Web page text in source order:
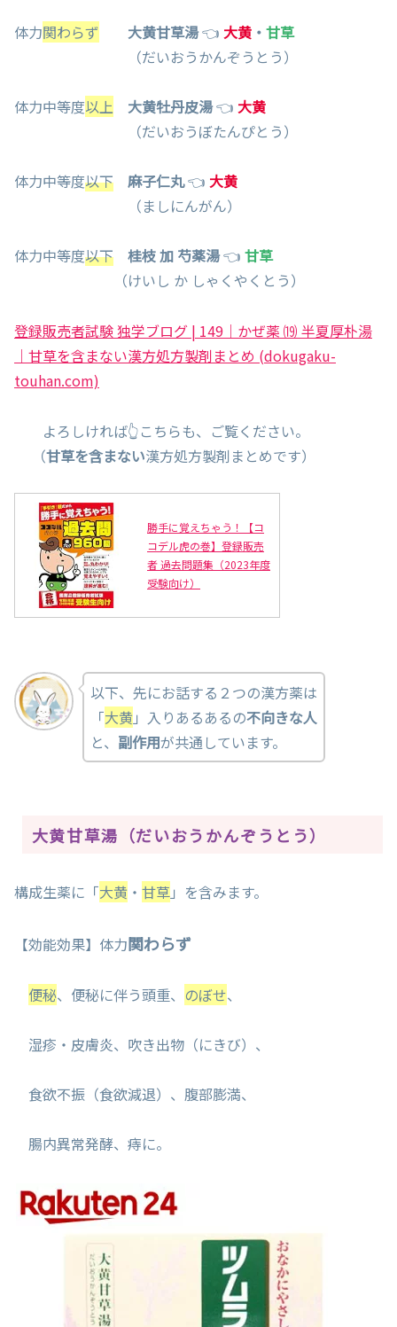
体力関わらず 大黄甘草湯👈 大黄 ・ 甘草
（だいおうかんぞうとう）
体力中等度以上 大黄牡丹皮湯👈 大黄
（だいおうぼたんぴとう）
体力中等度以下 麻子仁丸👈 大黄
（ましにんがん）
体力中等度以下 桂枝 加 芍薬湯👈 甘草
（けいし か しゃくやくとう）
登録販売者試験 独学ブログ | 149｜かぜ薬 ⒆ 半夏厚朴湯
｜甘草を含まない漢方処方製剤まとめ (dokugaku-
touhan.com)
よろしければ👆こちらも、ご覧ください。
（甘草を含まない漢方処方製剤まとめです）
勝手に覚えちゃう！【コ
コデル虎の巻】登録販売
者 過去問題集（2023年度
受験向け）
以下、先にお話する２つの漢方薬は
「大黄 」入りあるあるの不向きな人
と、 副作用が共通しています。
大黄甘草湯（だいおうかんぞうとう）
構成生薬に「大黄 ・ 甘草」を含みます。
【効能効果】体力関わらず
便秘、便秘に伴う頭重、 のぼせ、
湿疹・皮膚炎、吹き出物（にきび）、
食欲不振（食欲減退）、腹部膨満、
腸内異常発酵、痔に。